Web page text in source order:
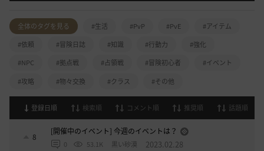
全体のタグを見る #生活 #PvP #PvE
#アイテム
#依頼
#冒険日誌 #知識 #行動力
#強化
#NPC
#拠点戦 #占領戦 #冒険初心者
#イベント
#攻略
#物々交換 #クラス #その他
登録日順 検索順 コメント順 推奨順 話題順
8
[開催中のイベント] 今週のイベントは？
0 53.1K 黒い砂漠 2023.02.28